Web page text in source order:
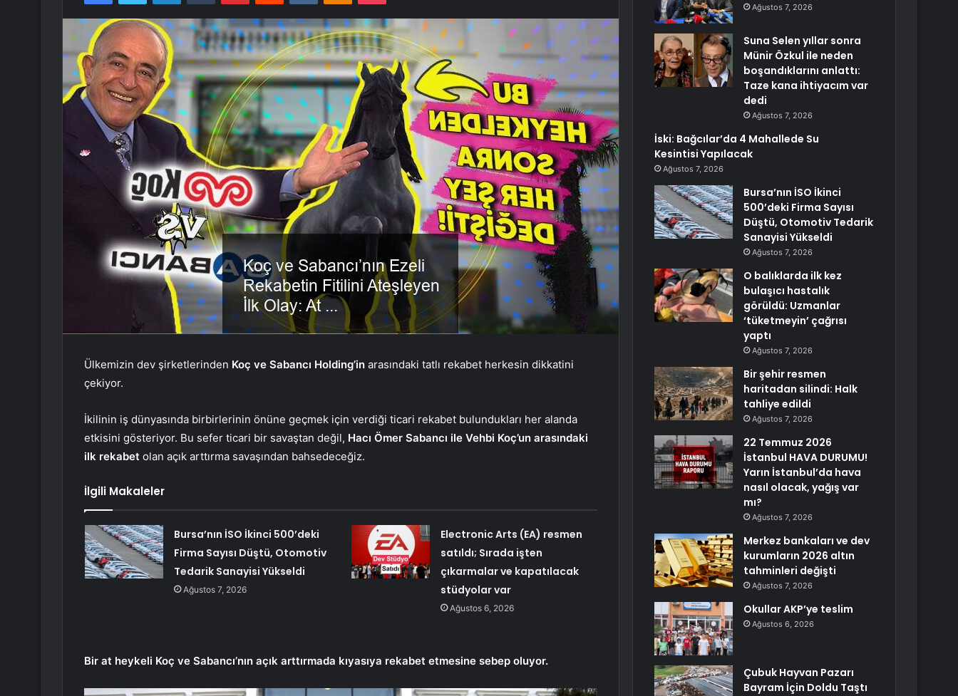
Ülkemizin dev şirketlerinden Koç ve Sabancı Holding’in arasındaki tatlı rekabet herkesin dikkatini
çekiyor.
İkilinin iş dünyasında birbirlerinin önüne geçmek için verdiği ticari rekabet bulundukları her alanda
etkisini gösteriyor. Bu sefer ticari bir savaştan değil, Hacı Ömer Sabancı ile Vehbi Koç’un arasındaki
ilk rekabet olan açık arttırma savaşından bahsedeceğiz.
İlgili Makaleler
Bursa’nın İSO İkinci 500’deki
Firma Sayısı Düştü, Otomotiv
Tedarik Sanayisi Yükseldi
Ağustos 7, 2026
Electronic Arts (EA) resmen
satıldı; Sırada işten
çıkarmalar ve kapatılacak
stüdyolar var
Ağustos 6, 2026
Bir at heykeli Koç ve Sabancı’nın açık arttırmada kıyasıya rekabet etmesine sebep oluyor.
Ağustos 7, 2026
Suna Selen yıllar sonra
Münir Özkul ile neden
boşandıklarını anlattı:
Taze kana ihtiyacım var
dedi
Ağustos 7, 2026
İski: Bağcılar’da 4 Mahallede Su
Kesintisi Yapılacak
Ağustos 7, 2026
Bursa’nın İSO İkinci
500’deki Firma Sayısı
Düştü, Otomotiv Tedarik
Sanayisi Yükseldi
Ağustos 7, 2026
O balıklarda ilk kez
bulaşıcı hastalık
görüldü: Uzmanlar
‘tüketmeyin’ çağrısı
yaptı
Ağustos 7, 2026
Bir şehir resmen
haritadan silindi: Halk
tahliye edildi
Ağustos 7, 2026
22 Temmuz 2026
İstanbul HAVA DURUMU!
Yarın İstanbul’da hava
nasıl olacak, yağış var
mı?
Ağustos 7, 2026
Merkez bankaları ve dev
kurumların 2026 altın
tahminleri değişti
Ağustos 7, 2026
Okullar AKP’ye teslim
Ağustos 6, 2026
Çubuk Hayvan Pazarı
Bayram İçin Doldu Taştı